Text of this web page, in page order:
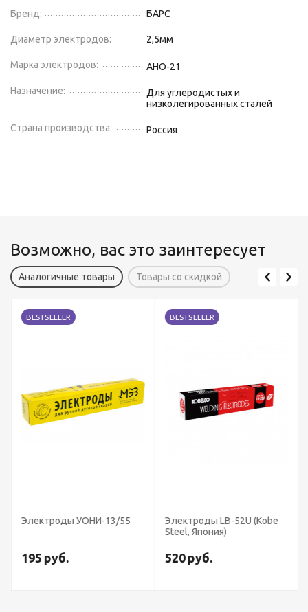
Бренд: БАРС
Диаметр электродов: 2,5мм
Марка электродов: АНО-21
Назначение:
Для углеродистых и
низколегированных сталей
Страна производства: Россия
Возможно, вас это заинтересует
Аналогичные товары Товары со скидкой
BESTSELLER
Электроды УОНИ-13/55
195 руб.
BESTSELLER
Электроды LB-52U (Kobe
Steel, Япония)
520руб.